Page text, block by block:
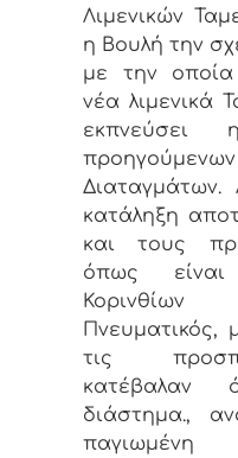
Λιμενικών
η Βουλή την
με την οποία
νέα λιμενικά
κατάληξη
και τους
όπως
Πνευματικός,
τις
διάστημα.,